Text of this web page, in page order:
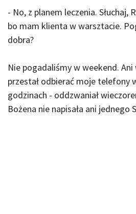
- No, z planem leczenia. Słuchaj,
bo mam klienta w warsztacie.
dobra?
Nie pogadaliśmy w weekend. Ani
przestał odbierać moje telefony
godzinach - oddzwaniał
Bożena nie napisała ani jednego